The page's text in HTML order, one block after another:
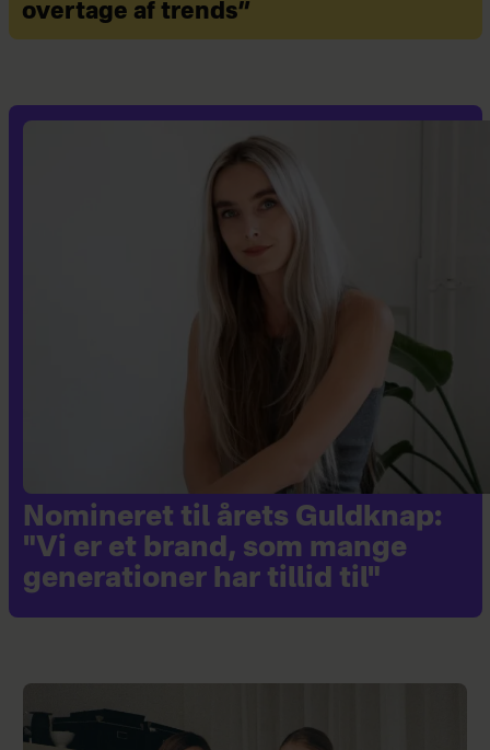
overtage af trends”
Nomineret til årets Guldknap:
"Vi er et brand, som mange
generationer har tillid til"